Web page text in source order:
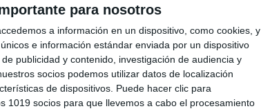
para nosotros
a información en un dispositivo, como cookies, y
e información estándar enviada por un dispositivo
publicidad y contenido, investigación de audiencia y
socios podemos utilizar datos de localización
de dispositivos. Puede hacer clic para
1019 socios para que llevemos a cabo el procesamiento